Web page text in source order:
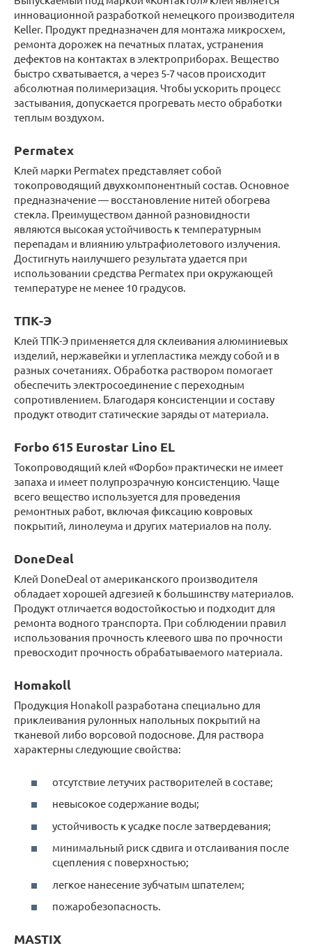
инновационной разработкой немецкого производителя
Keller. Продукт предназначен для монтажа микросхем,
ремонта дорожек на печатных платах, устранения
дефектов на контактах в электроприборах. Вещество
быстро схватывается, а через 5-7 часов происходит
абсолютная полимеризация. Чтобы ускорить процесс
застывания, допускается прогревать место обработки
теплым воздухом.
Permatex
Клей марки Permatex представляет собой
токопроводящий двухкомпонентный состав. Основное
предназначение — восстановление нитей обогрева
стекла. Преимуществом данной разновидности
являются высокая устойчивость к температурным
перепадам и влиянию ультрафиолетового излучения.
Достигнуть наилучшего результата удается при
использовании средства Permatex при окружающей
температуре не менее 10 градусов.
ТПК-Э
Клей ТПК-Э применяется для склеивания алюминиевых
изделий, нержавейки и углепластика между собой и в
разных сочетаниях. Обработка раствором помогает
обеспечить электросоединение с переходным
сопротивлением. Благодаря консистенции и составу
продукт отводит статические заряды от материала.
Forbo 615 Eurostar Lino EL
Токопроводящий клей «Форбо» практически не имеет
запаха и имеет полупрозрачную консистенцию. Чаще
всего вещество используется для проведения
ремонтных работ, включая фиксацию ковровых
покрытий, линолеума и других материалов на полу.
DoneDeal
Клей DoneDeal от американского производителя
обладает хорошей адгезией к большинству материалов.
Продукт отличается водостойкостью и подходит для
ремонта водного транспорта. При соблюдении правил
использования прочность клеевого шва по прочности
превосходит прочность обрабатываемого материала.
Homakoll
Продукция Honakoll разработана специально для
приклеивания рулонных напольных покрытий на
тканевой либо ворсовой подоснове. Для раствора
характерны следующие свойства:
отсутствие летучих растворителей в составе;
невысокое содержание воды;
устойчивость к усадке после затвердевания;
минимальный риск сдвига и отслаивания после
сцепления с поверхностью;
легкое нанесение зубчатым шпателем;
пожаробезопасность.
MASTIX